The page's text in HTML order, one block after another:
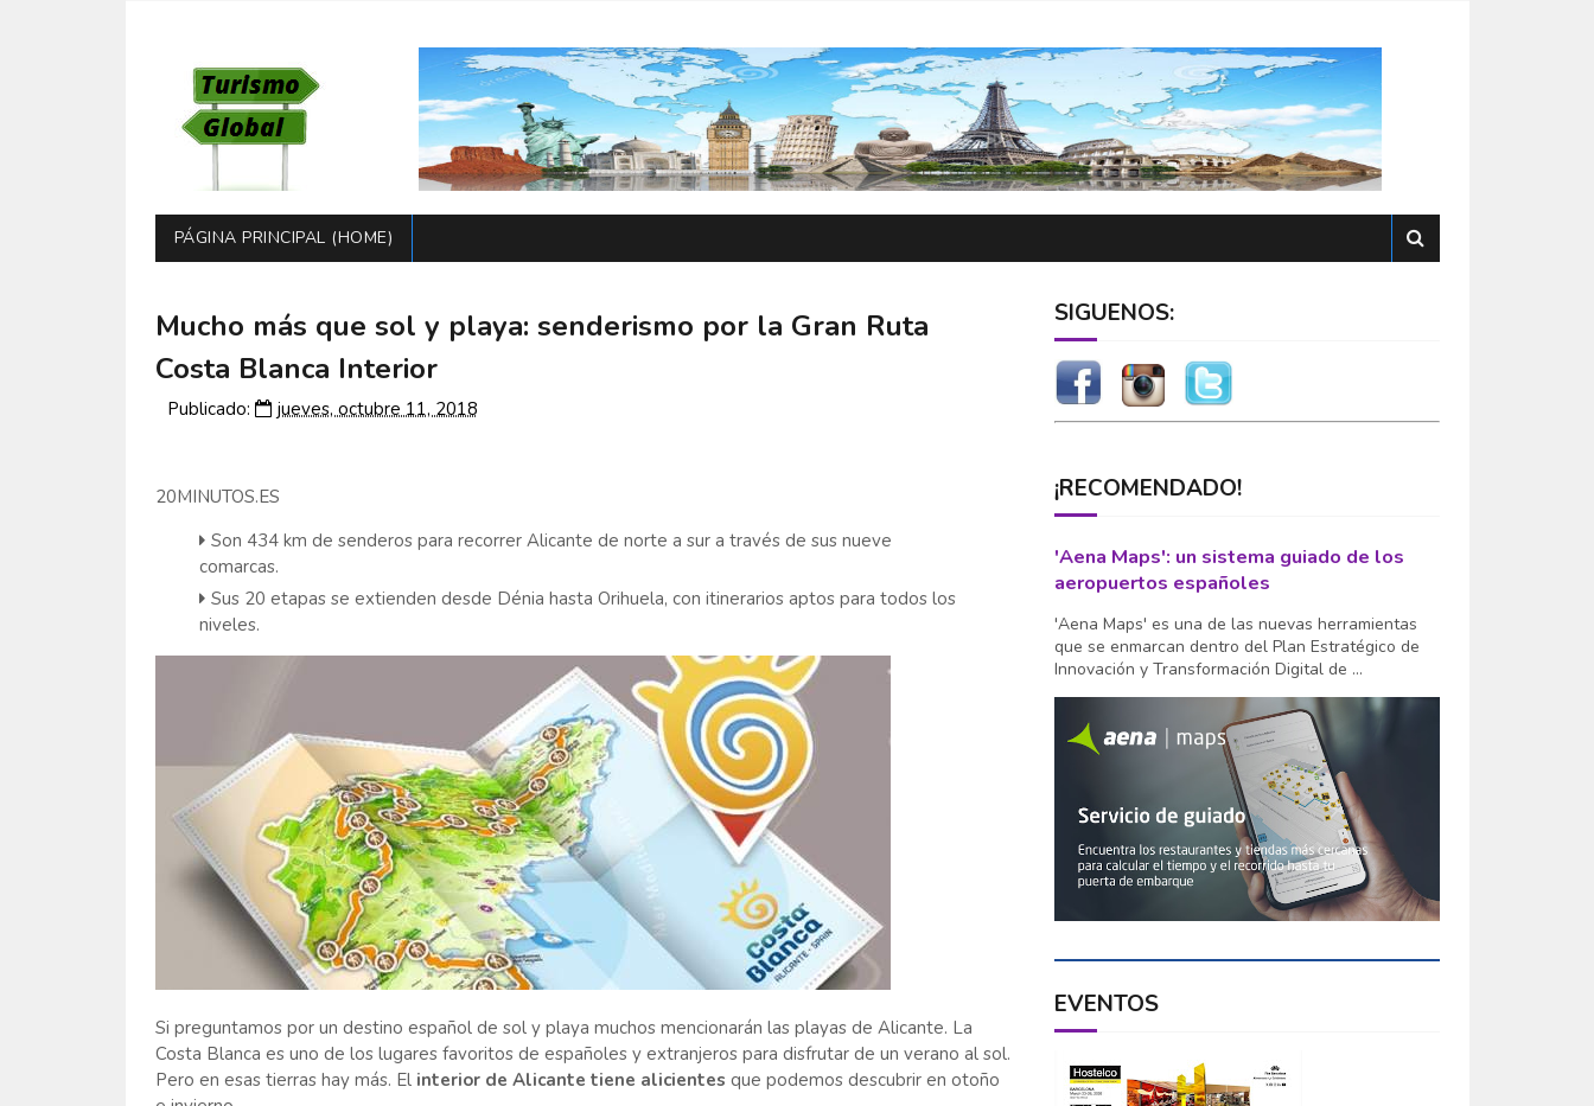
PÁGINA PRINCIPAL (HOME)
Mucho más que sol y playa: senderismo por la Gran Ruta
Costa Blanca Interior
Publicado: jueves, octubre 11, 2018
20MINUTOS.ES
Son 434 km de senderos para recorrer Alicante de norte a sur a través de sus nueve
comarcas.
Sus 20 etapas se extienden desde Dénia hasta Orihuela, con itinerarios aptos para todos los
niveles.
Si preguntamos por un destino español de sol y playa muchos mencionarán las playas de Alicante. La
Costa Blanca es uno de los lugares favoritos de españoles y extranjeros para disfrutar de un verano al sol.
Pero en esas tierras hay más. El interior de Alicante tiene alicientes que podemos descubrir en otoño
SÍGUENOS:
¡RECOMENDADO!
'Aena Maps': un sistema guiado de los
aeropuertos españoles
'Aena Maps' es una de las nuevas herramientas
que se enmarcan dentro del Plan Estratégico de
Innovación y Transformación Digital de ...
EVENTOS